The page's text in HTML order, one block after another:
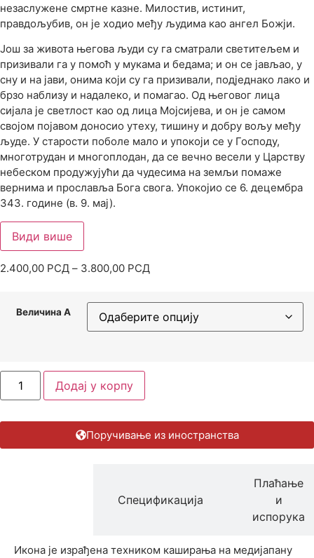
незаслужене смртне казне. Милостив, истинит,
правдољубив, он је ходио међу људима као ангел Божји.
Још за живота његова људи су га сматрали светитељем и
призивали га у помоћ у мукама и бедама; и он се јављао, у
сну и на јави, онима који су га призивали, подједнако лако и
брзо наблизу и надалеко, и помагао. Од његовог лица
сијала је светлост као од лица Мојсијева, и он је самом
својом појавом доносио утеху, тишину и добру вољу међу
људе. У старости поболе мало и упокоји се у Господу,
многотрудан и многоплодан, да се вечно весели у Царству
небеском продужујући да чудесима на земљи помаже
вернима и прославља Бога свога. Упокојио се 6. децембра
343. године (в. 9. мај).
Види више
2.400,00 РСД – 3.800,00 РСД
Величина А
Додај у корпу
Поручивање из иностранства
Спецификација
Плаћање
и
испорука
Икона је израђена техником каширања на медијапану